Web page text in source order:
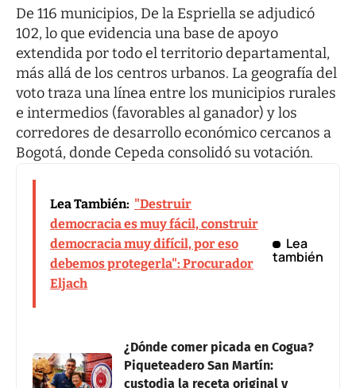
De 116 municipios, De la Espriella se adjudicó
102, lo que evidencia una base de apoyo
extendida por todo el territorio departamental,
más allá de los centros urbanos. La geografía del
voto traza una línea entre los municipios rurales
e intermedios (favorables al ganador) y los
corredores de desarrollo económico cercanos a
Bogotá, donde Cepeda consolidó su votación.
Lea También: "Destruir
democracia es muy fácil, construir
democracia muy difícil, por eso
debemos protegerla": Procurador
Eljach
Lea
también
¿Dónde comer picada en Cogua?
Piqueteadero San Martín:
custodia la receta original y